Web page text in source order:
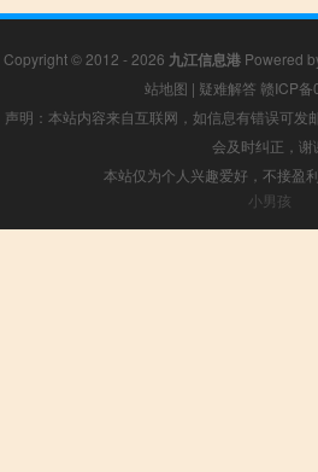
Copyright © 2012 - 2026 九江信息港 Powered
站地图 | 疑难解答 赣ICP
声明：本站内容来自互联网，如信息有错误可发
会及时纠正，谢
本站仅为个人兴趣爱好，不接盈
小男孩